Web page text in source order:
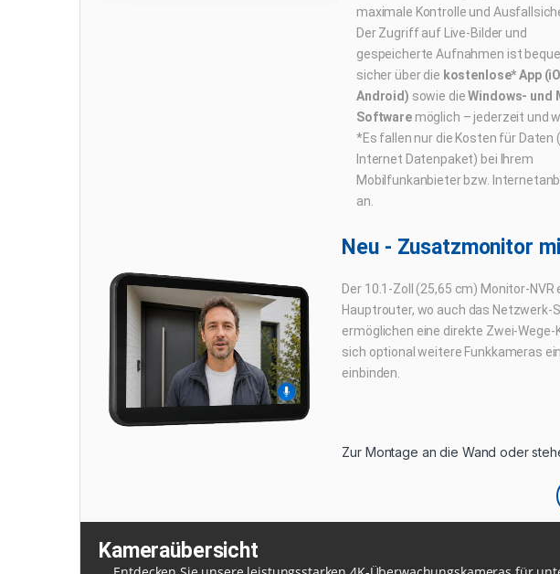
maximale Kontrolle und
Der Zugriff auf Live-Bilder und
gespeicherte Aufnahmen ist
sicher über die kostenlose* App
Android) sowie dieWindows- und
Softwaremöglich – jederzeit und
*Es fallen nur die Kosten für Daten
Internet Datenpaket) bei Ihrem
Mobilfunkanbieter bzw.
an.
Neu - Zusatzmonitor
Der 10.1-Zoll (25,65 cm) Monitor-
Hauptrouter, wo auch das
ermöglichen eine direkte Zwei-
sich optional weitere Funkkameras
einbinden.
Zur Montage an die Wand oder
Kameraübersicht